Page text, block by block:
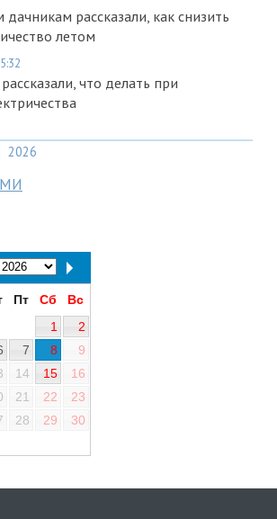
рассказали, как снизить
летом
что делать при
2026
Пт Сб
Вс
1
2
7 8
9
14 15
16
21 22
23
28 29
30